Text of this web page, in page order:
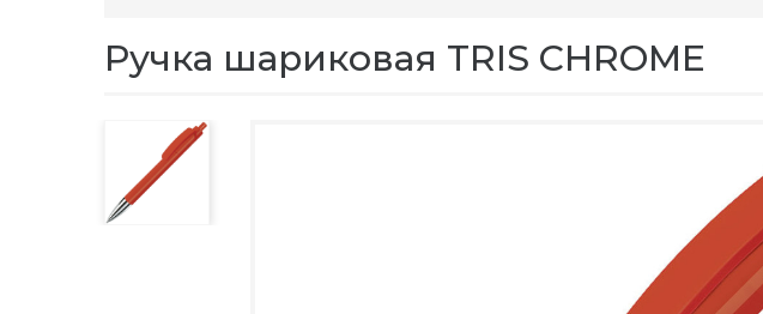
Ручка шариковая TRIS CHROME